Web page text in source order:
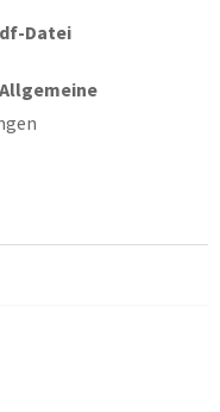
Datei
Allgemeine